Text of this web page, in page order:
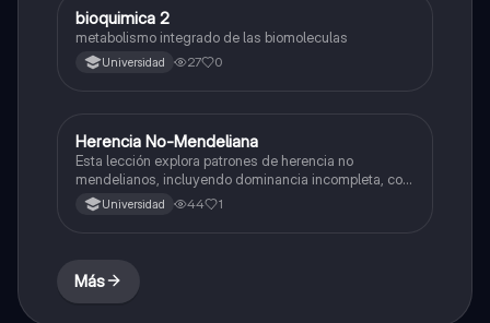
Biología
bioquimica 2
metabolismo integrado de las biomoleculas
Universidad 27 0
Biología
Herencia No-Mendeliana
Esta lección explora patrones de herencia no
mendelianos, incluyendo dominancia incompleta, co-
dominancia y herencia ligada al sexo, con el objetivo
de comprender la transmisión genética.
Universidad 44 1
Más